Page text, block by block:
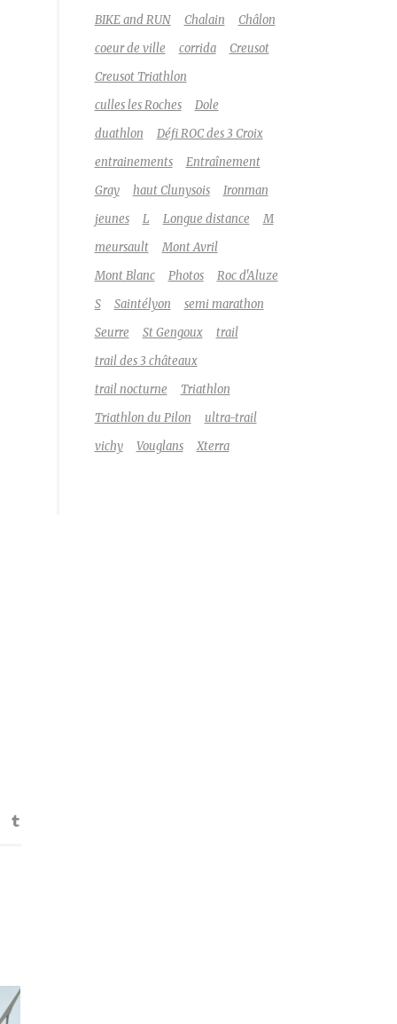
BIKE and RUN
Chalain
Châlon
coeur de ville
corrida
Creusot
Creusot Triathlon
culles les Roches
Dole
duathlon
Défi ROC des 3 Croix
entrainements
Entraînement
Gray
haut Clunysois
Ironman
jeunes
L Longue distance
M
meursault
Mont Avril
Mont Blanc
Photos
Roc d'Aluze
S
Saintélyon
semi marathon
Seurre
St Gengoux
trail
trail des 3 châteaux
trail nocturne
Triathlon
Triathlon du Pilon
ultra-trail
vichy
Vouglans Xterra